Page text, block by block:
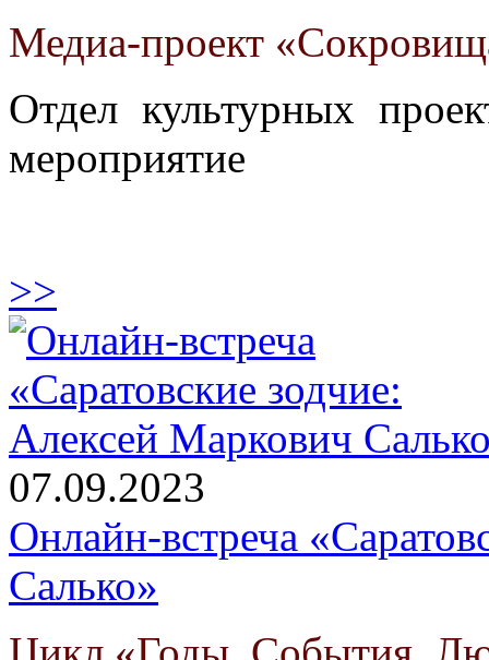
Медиа-проект
Отдел культурных
мероприятие
>>
07.09.2023
Онлайн-встреча
Салько»